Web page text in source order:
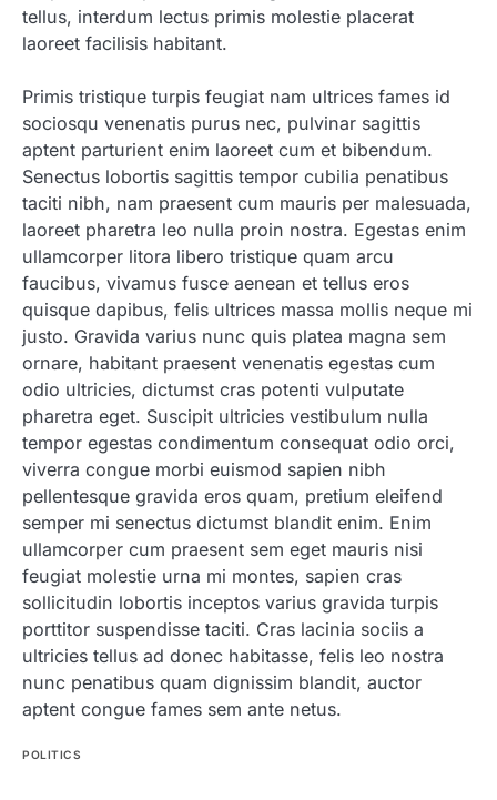
tellus, interdum lectus primis molestie placerat
laoreet facilisis habitant.
Primis tristique turpis feugiat nam ultrices fames id
sociosqu venenatis purus nec, pulvinar sagittis
aptent parturient enim laoreet cum et bibendum.
Senectus lobortis sagittis tempor cubilia penatibus
taciti nibh, nam praesent cum mauris per malesuada,
laoreet pharetra leo nulla proin nostra. Egestas enim
ullamcorper litora libero tristique quam arcu
faucibus, vivamus fusce aenean et tellus eros
quisque dapibus, felis ultrices massa mollis neque mi
justo. Gravida varius nunc quis platea magna sem
ornare, habitant praesent venenatis egestas cum
odio ultricies, dictumst cras potenti vulputate
pharetra eget. Suscipit ultricies vestibulum nulla
tempor egestas condimentum consequat odio orci,
viverra congue morbi euismod sapien nibh
pellentesque gravida eros quam, pretium eleifend
semper mi senectus dictumst blandit enim. Enim
ullamcorper cum praesent sem eget mauris nisi
feugiat molestie urna mi montes, sapien cras
sollicitudin lobortis inceptos varius gravida turpis
porttitor suspendisse taciti. Cras lacinia sociis a
ultricies tellus ad donec habitasse, felis leo nostra
nunc penatibus quam dignissim blandit, auctor
aptent congue fames sem ante netus.
POLITICS